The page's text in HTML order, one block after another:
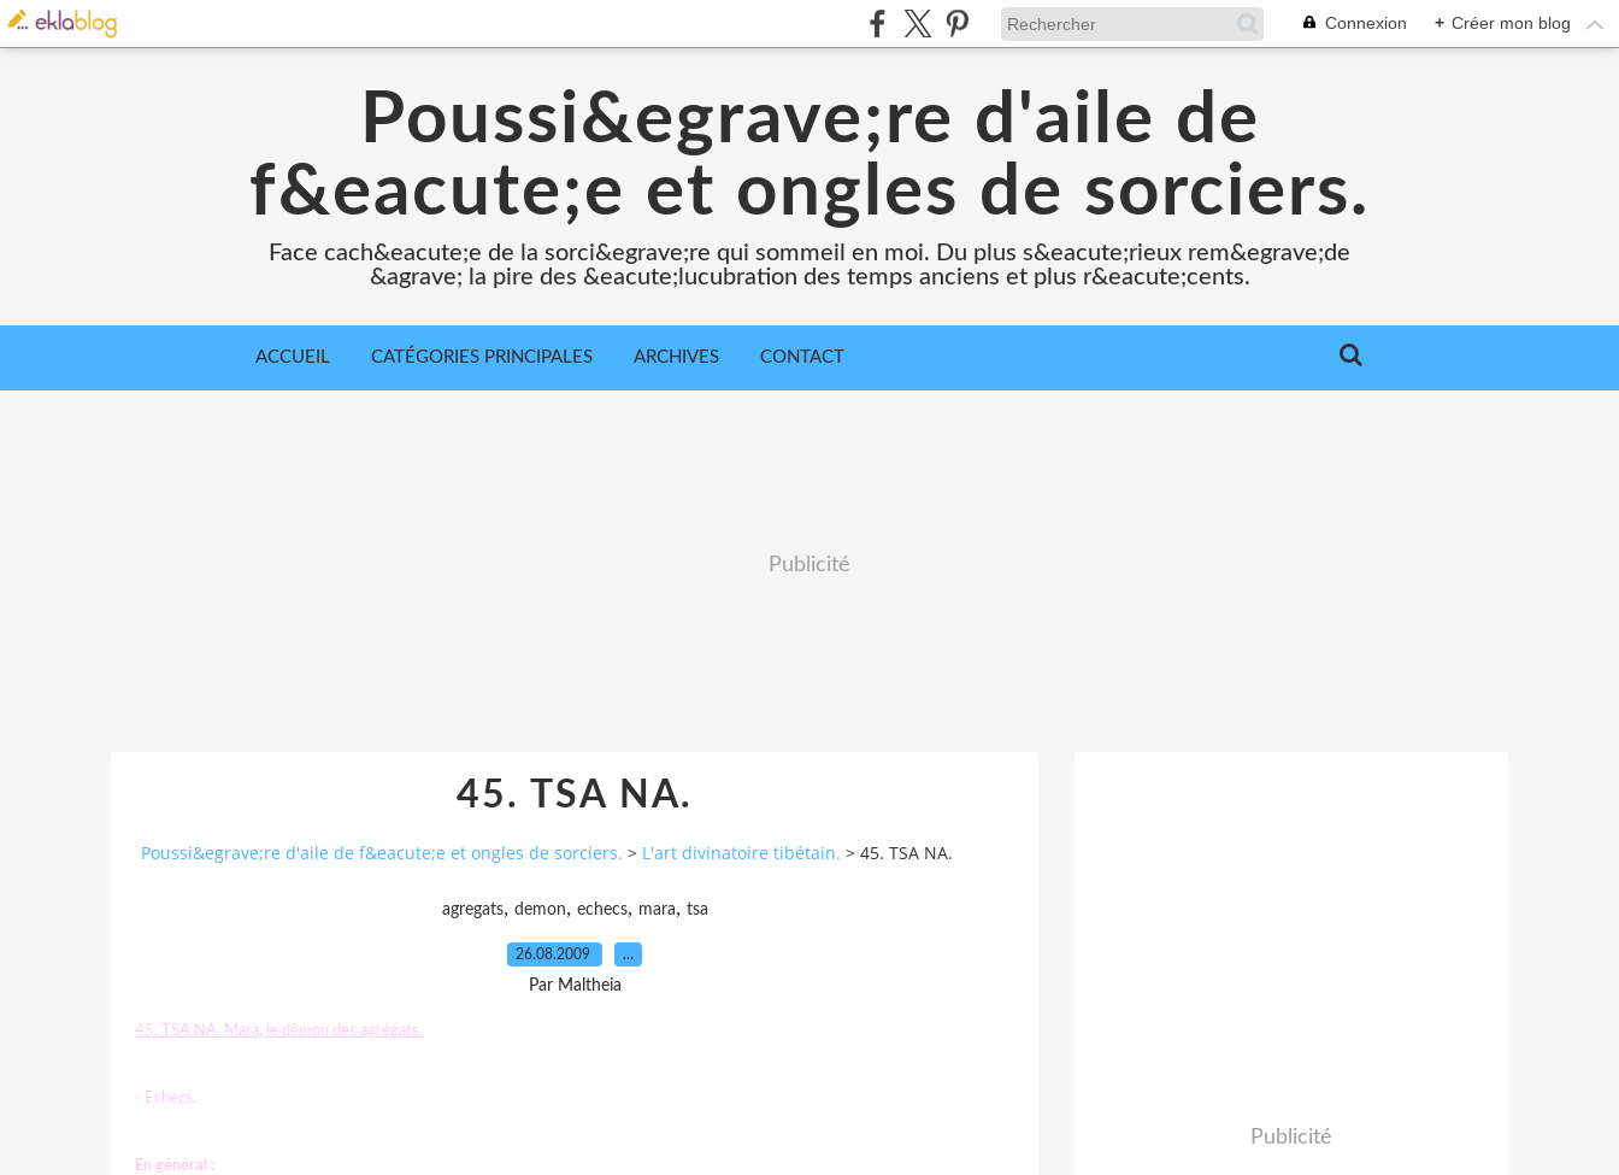
Connexion + Créer mon blog
Poussi&egrave;re d'aile de
f&eacute;e et ongles de sorciers.
Face cach&eacute;e de la sorci&egrave;re qui sommeil en moi. Du plus s&eacute;rieux rem&egrave;de
&agrave; la pire des &eacute;lucubration des temps anciens et plus r&eacute;cents.
ACCUEIL CATÉGORIES PRINCIPALES ARCHIVES CONTACT
Publicité
45. TSA NA.
Poussi&egrave;re d'aile de f&eacute;e et ongles de sorciers. > L'art divinatoire tibétain. > 45. TSA NA.
agregats, demon, echecs, mara, tsa
26.08.2009 …
Par Maltheia
45. TSA NA. Mara, le démon des agrégats.
- Echecs.
En général :
Publicité